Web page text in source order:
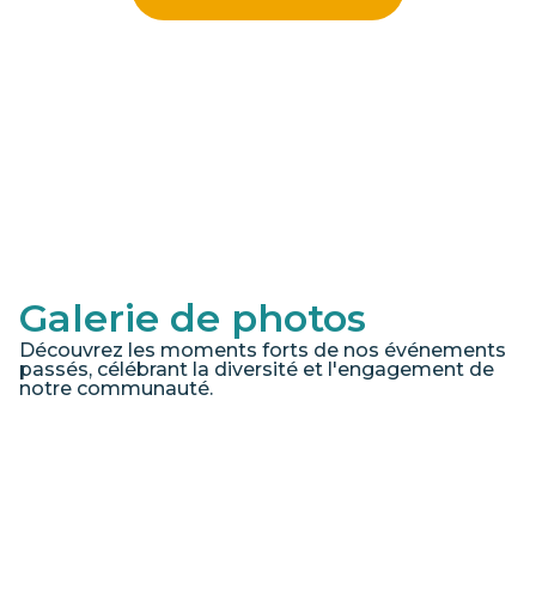
Galerie de photos
Découvrez les moments forts de nos événements
passés, célébrant la diversité et l'engagement de
notre communauté.